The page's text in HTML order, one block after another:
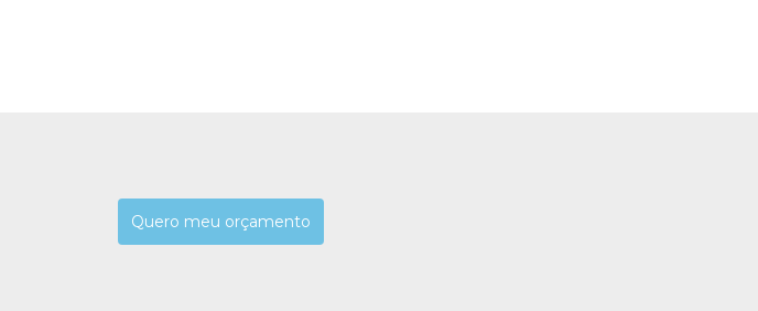
Quero meu orçamento